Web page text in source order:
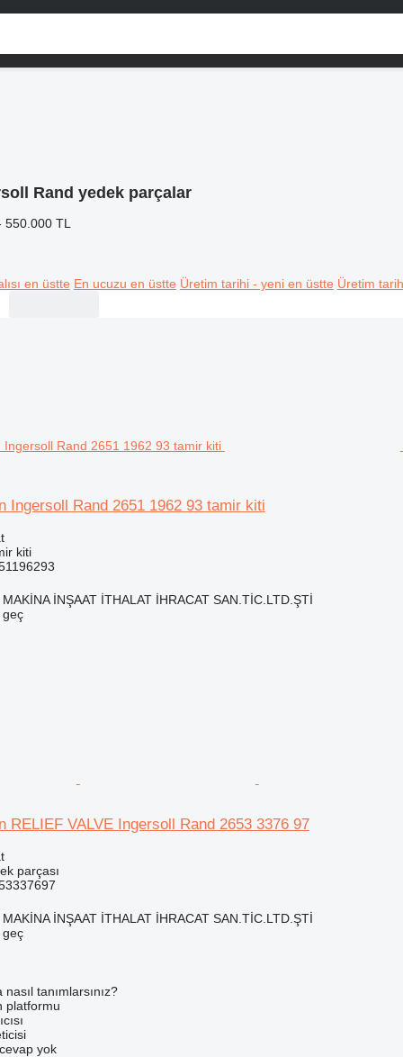
Rand yedek parçalar
TL
en üstte En ucuzu en üstte Üretim tarihi - yeni en üstte Üretim
Ingersoll Rand 2651 1962 93 tamir kiti
kiti
İNŞAAT İTHALAT İHRACAT SAN.TİC.LTD.ŞTİ
geç
RELIEF VALVE Ingersoll Rand 2653 3376 97
parçası
İNŞAAT İTHALAT İHRACAT SAN.TİC.LTD.ŞTİ
geç
nasıl tanımlarsınız?
platformu
yok